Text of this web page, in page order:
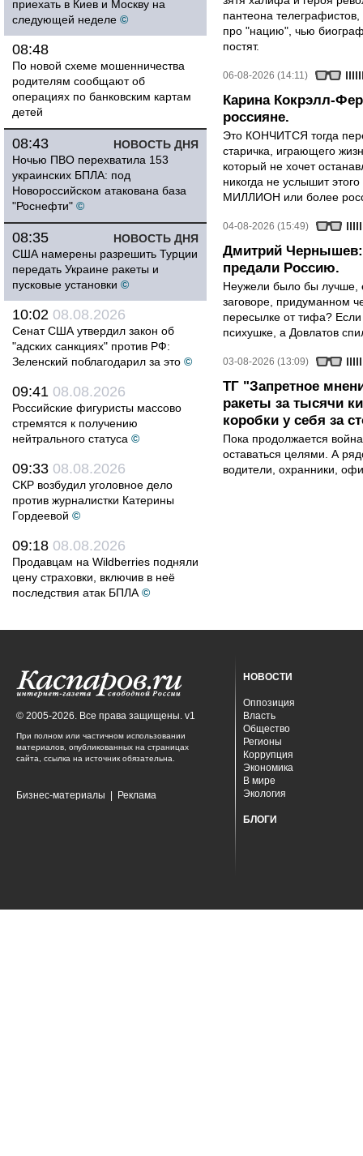
приехать в Киев и Москву на
следующей неделе ©
08:48
По новой схеме мошенничества
родителям сообщают об
операциях по банковским картам
детей
НОВОСТЬ ДНЯ
08:43
Ночью ПВО перехватила 153
украинских БПЛА: под
Новороссийском атакована база
"Роснефти" ©
НОВОСТЬ ДНЯ
08:35
США намерены разрешить Турции
передать Украине ракеты и
пусковые установки ©
10:02 08.08.2026
Сенат США утвердил закон об
"адских санкциях" против РФ:
Зеленский поблагодарил за это ©
09:41 08.08.2026
Российские фигуристы массово
стремятся к получению
нейтрального статуса ©
09:33 08.08.2026
СКР возбудил уголовное дело
против журналистки Катерины
Гордеевой ©
09:18 08.08.2026
Продавцам на Wildberries подняли
цену страховки, включив в неё
последствия атак БПЛА ©
пантеона
про "нацию", чью
постят.
06-08-2026 (14:11)
Карина Кокрэлл-
россияне.
Это КОНЧИТСЯ тогда
старичка, играющего
который не хочет
никогда не услышит
МИЛЛИОН или более
04-08-2026 (15:49)
Дмитрий Чернышев:
предали Россию.
Неужели было бы лучше,
заговоре, придуманном
пересылке от тифа?
психушке, а Довлатов
03-08-2026 (13:09)
ТГ "Запретное
ракеты за тысячи
коробки у себя за
Пока продолжается
оставаться целями. А
водители, охранники,
© 2005-2026. Все права защищены. v1
При полном или частичном использовании
материалов, опубликованных на страницах
сайта, ссылка на источник обязательна.
Бизнес-материалы Реклама
НОВОСТИ
Оппозиция
Власть
Общество
Регионы
Коррупция
Экономика
В мире
Экология
БЛОГИ